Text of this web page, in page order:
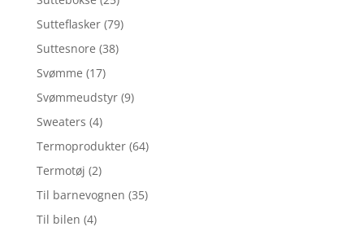
Sutteflasker (79)
Suttesnore (38)
Svømme (17)
Svømmeudstyr (9)
Sweaters (4)
Termoprodukter (64)
Termotøj (2)
Til barnevognen (35)
Til bilen (4)